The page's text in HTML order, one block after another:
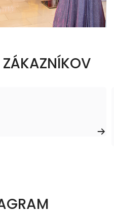
ZÁKAZNÍKOV